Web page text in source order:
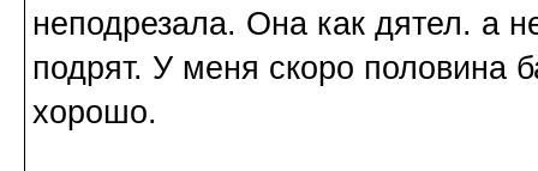
неподрезала. Она как дятел. а
подрят. У меня скоро половина
хорошо.